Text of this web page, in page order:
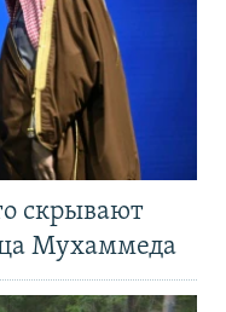
скрывают
Мухаммеда